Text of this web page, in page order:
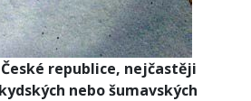
republice, nejčastěji
nebo šumavských